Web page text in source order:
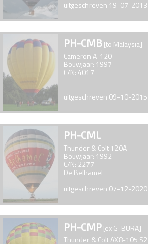
uitgeschreven 19-07-2013
PH-CMB[to Malaysia]
Cameron A-120
Bouwjaar: 1997
C/N: 4017
uitgeschreven 09-10-2015
PH-CML
Thunder & Colt 120A
Bouwjaar: 1992
C/N: 2277
De Belhamel
uitgeschreven 07-12-2020
PH-CMP[ex G-BURA]
Thunder & Colt AX8-105 S2